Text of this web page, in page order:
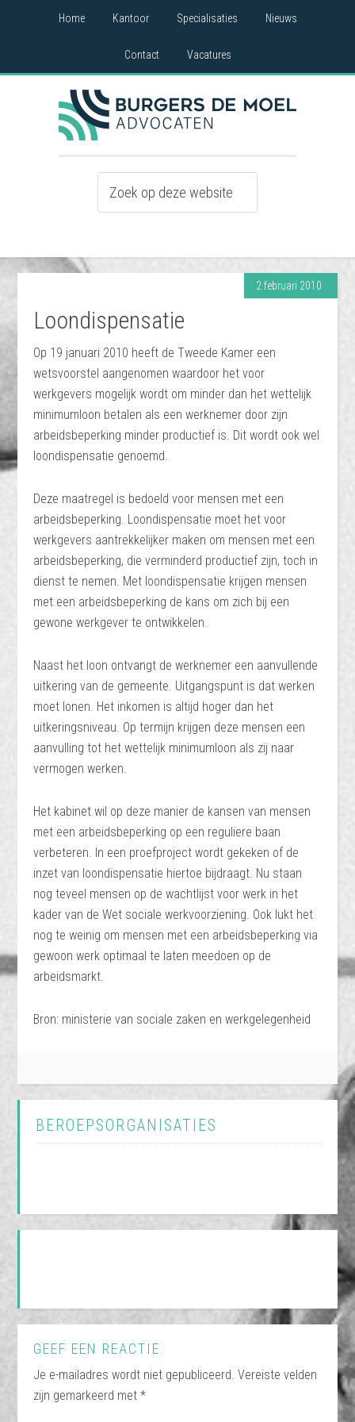
Home Kantoor Specialisaties Nieuws
Contact Vacatures
2 februari 2010
Loondispensatie
Op 19 januari 2010 heeft de Tweede Kamer een
wetsvoorstel aangenomen waardoor het voor
werkgevers mogelijk wordt om minder dan het wettelijk
minimumloon betalen als een werknemer door zijn
arbeidsbeperking minder productief is. Dit wordt ook wel
loondispensatie genoemd.
Deze maatregel is bedoeld voor mensen met een
arbeidsbeperking. Loondispensatie moet het voor
werkgevers aantrekkelijker maken om mensen met een
arbeidsbeperking, die verminderd productief zijn, toch in
dienst te nemen. Met loondispensatie krijgen mensen
met een arbeidsbeperking de kans om zich bij een
gewone werkgever te ontwikkelen.
Naast het loon ontvangt de werknemer een aanvullende
uitkering van de gemeente. Uitgangspunt is dat werken
moet lonen. Het inkomen is altijd hoger dan het
uitkeringsniveau. Op termijn krijgen deze mensen een
aanvulling tot het wettelijk minimumloon als zij naar
vermogen werken.
Het kabinet wil op deze manier de kansen van mensen
met een arbeidsbeperking op een reguliere baan
verbeteren. In een proefproject wordt gekeken of de
inzet van loondispensatie hiertoe bijdraagt. Nu staan
nog teveel mensen op de wachtlijst voor werk in het
kader van de Wet sociale werkvoorziening. Ook lukt het
nog te weinig om mensen met een arbeidsbeperking via
gewoon werk optimaal te laten meedoen op de
arbeidsmarkt.
Bron: ministerie van sociale zaken en werkgelegenheid
BEROEPSORGANISATIES
GEEF EEN REACTIE
Je e-mailadres wordt niet gepubliceerd. Vereiste velden
zijn gemarkeerd met*